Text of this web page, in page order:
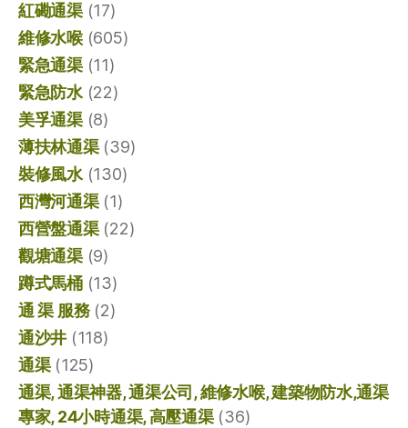
紅磡通渠(17)
維修水喉(605)
緊急通渠(11)
緊急防水(22)
美孚通渠(8)
薄扶林通渠(39)
裝修風水(130)
西灣河通渠(1)
西營盤通渠(22)
觀塘通渠(9)
蹲式馬桶(13)
通 渠 服務(2)
通沙井 (118)
通渠(125)
通渠, 通渠神器, 通渠公司, 維修水喉, 建築物防水,通渠
專家, 24小時通渠, 高壓通渠(36)